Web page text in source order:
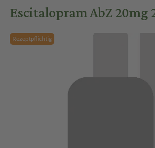
Escitalopram AbZ
Rezeptpflichtig